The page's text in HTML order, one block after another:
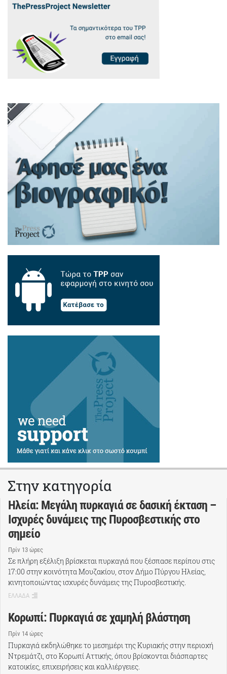
Στην κατηγορία
Ηλεία: Μεγάλη πυρκαγιά σε δασική έκταση –
Ισχυρές δυνάμεις της Πυροσβεστικής στο
σημείο
Πρίν 13 ώρες
Σε πλήρη εξέλιξη βρίσκεται πυρκαγιά που ξέσπασε περίπου στις
17:00 στην κοινότητα Μουζακίου, στον Δήμο Πύργου Ηλείας,
κινητοποιώντας ισχυρές δυνάμεις της Πυροσβεστικής.
ΕΛΛΑΔΑ
Κορωπί: Πυρκαγιά σε χαμηλή βλάστηση
Πρίν 14 ώρες
Πυρκαγιά εκδηλώθηκε το μεσημέρι της Κυριακής στην περιοχή
Ντρεμάτζι, στο Κορωπί Αττικής, όπου βρίσκονται διάσπαρτες
κατοικίες, επιχειρήσεις και καλλιέργειες.